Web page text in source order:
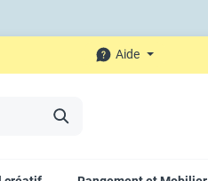
Aide